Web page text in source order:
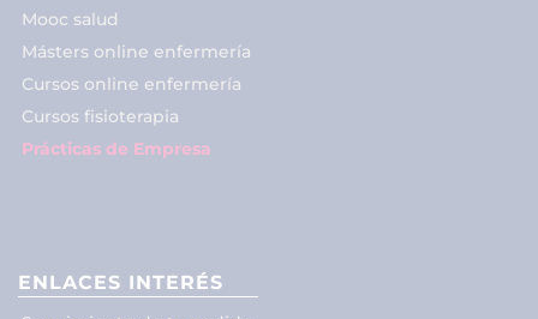
Mooc salud
Másters online enfermería
Cursos online enfermería
Cursos fisioterapia
Prácticas de Empresa
ENLACES INTERÉS